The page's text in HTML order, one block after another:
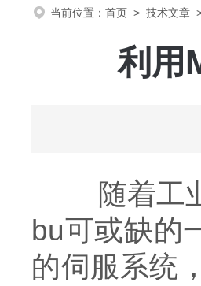
当前位置： 首页 > 技术文章
利用
随着工业
bu可或缺的
的伺服系统